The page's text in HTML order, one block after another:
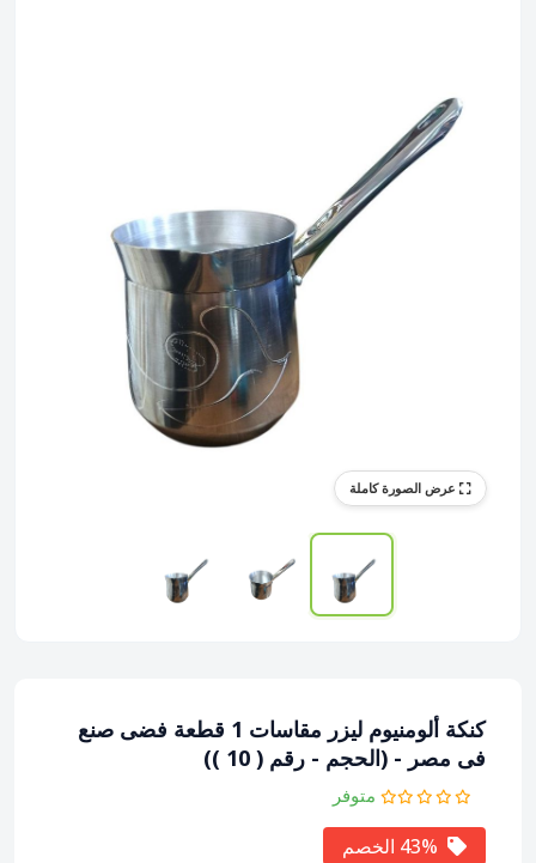
كنكة ألومنيوم ليزر مقاسات 1 قطعة فضى صنع
فى مصر - (الحجم - رقم ( 10 ))
متوفر